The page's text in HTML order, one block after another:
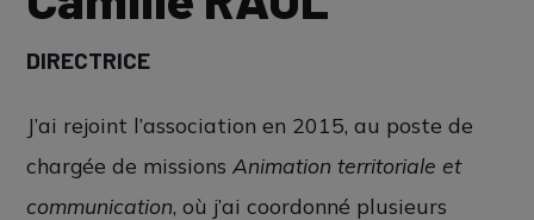
DIRECTRICE
J’ai rejoint l’association en 2015, au poste de
chargée de missionsAnimation territoriale et
communication, où j’ai coordonné plusieurs